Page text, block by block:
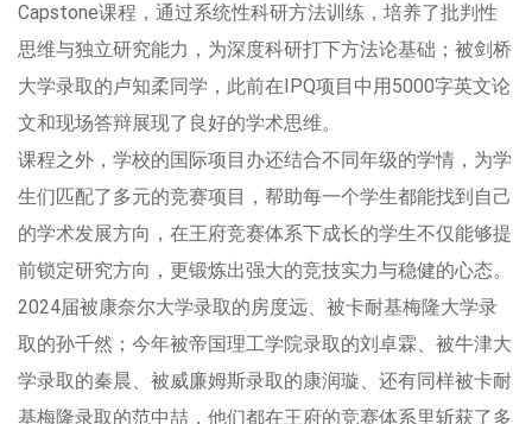
Capstone课程，通过系统性科研方法训练，培养了批判性
思维与独立研究能力，为深度科研打下方法论基础；被剑桥
大学录取的卢知柔同学，此前在IPQ项目中用5000字英文论
文和现场答辩展现了良好的学术思维。
课程之外，学校的国际项目办还结合不同年级的学情，为学
生们匹配了多元的竞赛项目，帮助每一个学生都能找到自己
的学术发展方向，在王府竞赛体系下成长的学生不仅能够提
前锁定研究方向，更锻炼出强大的竞技实力与稳健的心态。
2024届被康奈尔大学录取的房度远、被卡耐基梅隆大学录
取的孙千然；今年被帝国理工学院录取的刘卓霖、被牛津大
学录取的秦晨、被威廉姆斯录取的康润璇、还有同样被卡耐
基梅隆录取的范中喆，他们都在王府的竞赛体系里斩获了多